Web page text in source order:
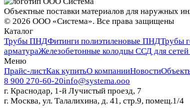
Объектные поставки материалов для наружных
© 2026 ООО «Система». Все права защищены
Каталог
Трубы ПНДФитинги полиэтиленовые ПНДТрубы
арматураЖелезобетонные колодцы ССД для сетей
Меню
Прайс-листКак купитьО компанииНовости
8 900 270-60-20info@systema.ooo
г. Краснодар, 1-й Лучистый проезд, 7
г. Москва, ул. Талалихина, д. 41, стр.9, помещ.1/4